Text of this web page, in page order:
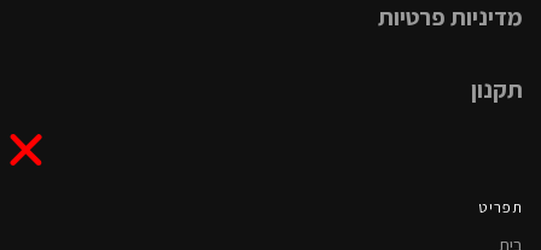
מדיניות פרטיות
תקנון
תפריט
בית